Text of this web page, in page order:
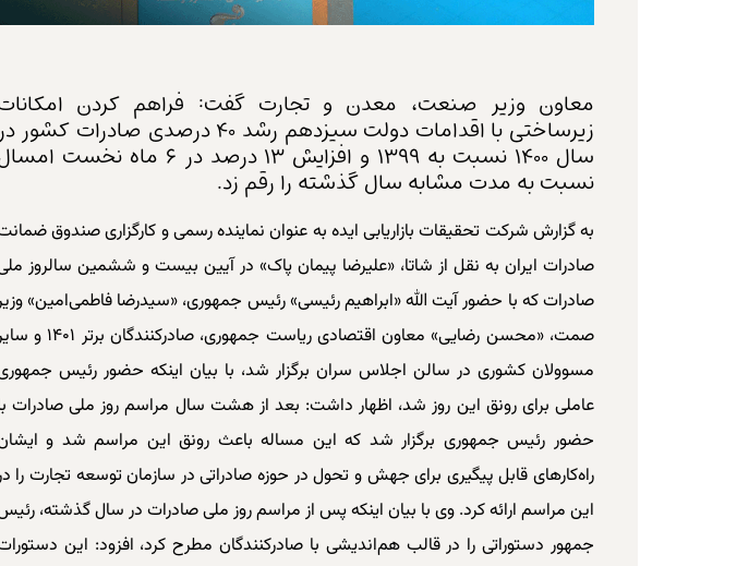
معاون وزیر صنعت، معدن و تجارت گفت: فراهم کردن
زیرساختی با اقدامات دولت سیزدهم رشد ۴۰ درصدی صادرات کشور
سال ۱۴۰۰ نسبت به ۱۳۹۹ و افزایش ۱۳ درصد در ۶ ماه نخست
نسبت به مدت مشابه سال گذشته را رقم زد.
به گزارش شرکت تحقیقات بازاریابی ایده به عنوان نماینده رسمی و کارگزاری صندوق
صادرات ایران به نقل از شاتا، «علیرضا پیمان پاک» در آیین بیست و ششمین سالروز
صادرات که با حضور آیت الله «ابراهیم رئیسی» رئیس جمهوری، «سیدرضا فاطمی‌امین»
صمت، «محسن رضایی» معاون اقتصادی ریاست جمهوری، صادرکنندگان
مسوولان کشوری در سالن اجلاس سران برگزار شد، با بیان اینکه حضور رئیس
عاملی برای رونق این روز شد، اظهار داشت: بعد از هشت سال مراسم روز ملی صادرات
حضور رئیس جمهوری برگزار شد که این مساله باعث رونق این مراسم شد و
راه‌کارهای قابل پیگیری برای جهش و تحول در حوزه صادراتی در سازمان توسعه تجارت را
این مراسم ارائه کرد. وی با بیان اینکه پس از مراسم روز ملی صادرات در سال گذشته،
جمهور دستوراتی را در قالب هم‌اندیشی با صادرکنندگان مطرح کرد، افزود: این